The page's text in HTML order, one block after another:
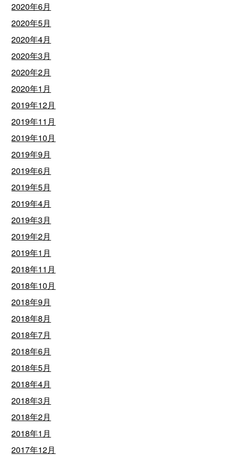
2020年6月
2020年5月
2020年4月
2020年3月
2020年2月
2020年1月
2019年12月
2019年11月
2019年10月
2019年9月
2019年6月
2019年5月
2019年4月
2019年3月
2019年2月
2019年1月
2018年11月
2018年10月
2018年9月
2018年8月
2018年7月
2018年6月
2018年5月
2018年4月
2018年3月
2018年2月
2018年1月
2017年12月